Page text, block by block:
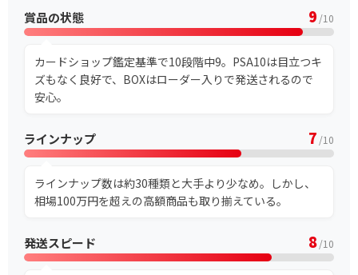
賞品の状態 9 /10
カードショップ鑑定基準で10段階中9。PSA10は目立つキ
ズもなく良好で、BOXはローダー入りで発送されるので
安心。
ラインナップ 7 /10
ラインナップ数は約30種類と大手より少なめ。しかし、
相場100万円を超えの高額商品も取り揃えている。
発送スピード 8/10